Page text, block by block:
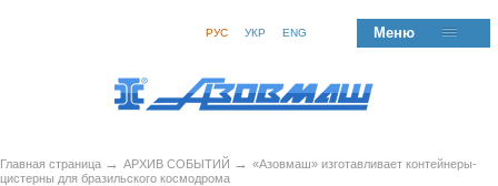
РУС УКР ENG Меню
Главная страница → АРХИВ СОБЫТИЙ → «Азовмаш» изготавливает контейнеры-
цистерны для бразильского космодрома